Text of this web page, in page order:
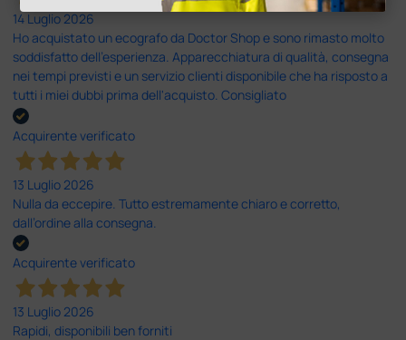
14 Luglio 2026
Ho acquistato un ecografo da Doctor Shop e sono rimasto molto
soddisfatto dell'esperienza. Apparecchiatura di qualità, consegna
nei tempi previsti e un servizio clienti disponibile che ha risposto a
tutti i miei dubbi prima dell'acquisto. Consigliato
Acquirente verificato
13 Luglio 2026
Nulla da eccepire. Tutto estremamente chiaro e corretto,
dall’ordine alla consegna.
Acquirente verificato
13 Luglio 2026
Rapidi, disponibili ben forniti